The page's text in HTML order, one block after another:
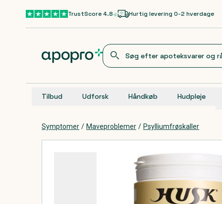
Gå til hovedindholdTrustScore 4.8 Hurtig levering 0-2 hverdage
Tilbud Udforsk Håndkøb Hudpleje
Symptomer / Maveproblemer / Psylliumfrøskaller